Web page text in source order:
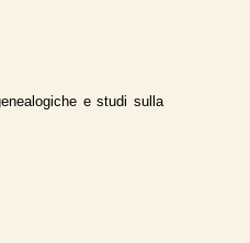
e studi sulla